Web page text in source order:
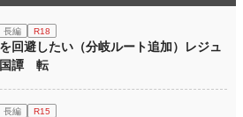
長編 R18
回避したい（分岐ルート追加）レジュ
国譚 転
長編 R15